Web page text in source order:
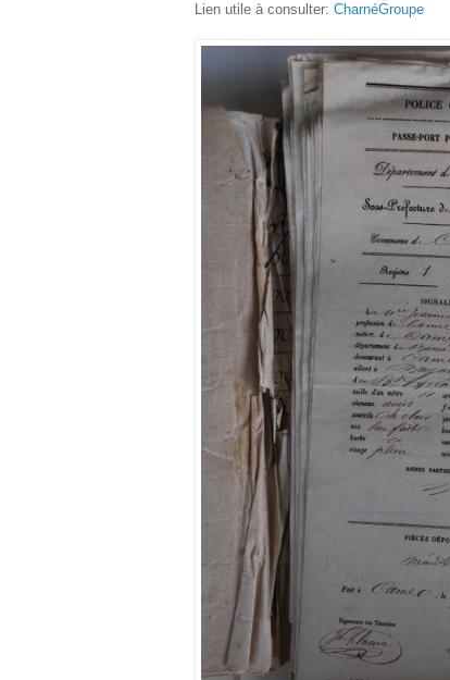
Lien utile à consulter: CharnéGroupe